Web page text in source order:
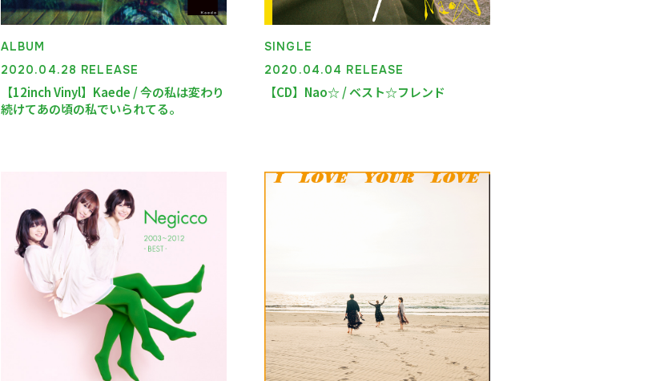
ALBUM
2020.04.28 RELEASE
【12inch Vinyl】Kaede / 今の私は変わり
続けてあの頃の私でいられてる。
SINGLE
2020.04.04 RELEASE
【CD】Nao☆ / ベスト☆フレンド